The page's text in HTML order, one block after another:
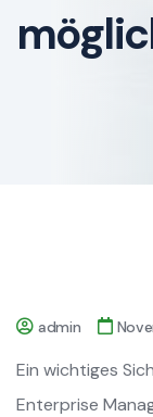
admin
Ein wichtiges
Enterprise